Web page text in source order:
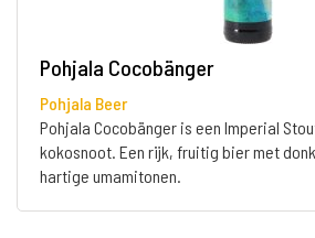
Pohjala Cocobänger
Pohjala Beer
Pohjala Cocobänger is een Imperial
kokosnoot. Een rijk, fruitig bier met
hartige umamitonen.